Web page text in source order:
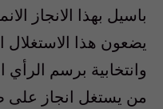
باسيل بهذا الانجاز
يضعون هذا
وانتخابية برسم الرأي
من يستغل انجاز على